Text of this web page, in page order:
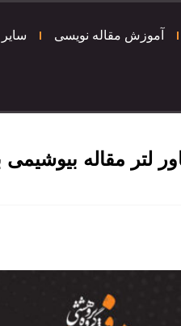
آموزش مقاله نویسی
لتر مقاله بیوشیمی